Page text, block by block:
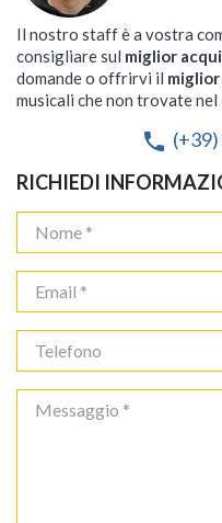
Il nostro staff è a vostra
consigliare sul miglior
domande o offrirvi il
musicali che non trovate
phone
RICHIEDI